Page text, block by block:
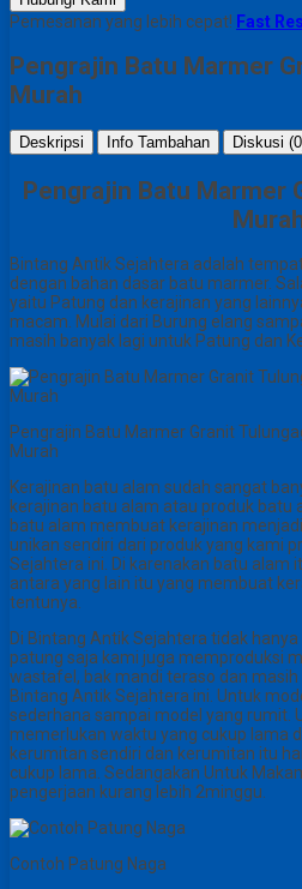
Pemesanan yang lebih cepat! Fast
Pengrajin Batu Marmer
Murah
Deskripsi Info Tambahan Diskusi
Pengrajin Batu Marmer
Bintang Antik Sejahtera adalah
dengan bahan dasar batu marmer.
yaitu Patung dan kerajinan yang
macam. Mulai dari Burung elang
masih banyak lagi untuk Patung dan
Pengrajin Batu Marmer Granit
Murah
Kerajinan batu alam sudah sangat
kerajinan batu alam atau produk batu
batu alam membuat kerajinan
unikan sendiri dari produk yang kami
Sejahtera ini. Di karenakan batu alam
antara yang lain itu yang membuat
tentunya.
Di Bintang Antik Sejahtera tidak
patung saja kami juga memproduksi
wastafel, bak mandi teraso dan
Bintang Antik Sejahtera ini. Untuk
sederhana sampai model yang rumit.
memerlukan waktu yang cukup lama
kerumitan sendiri dan kerumitan itu
cukup lama. Sedangakan Untuk
pengerjaan kurang lebih 2minggu.
Contoh Patung Naga